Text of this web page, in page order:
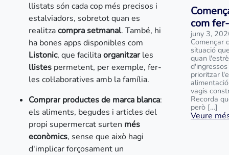
llistats són cada cop més precisos i
estalviadors, sobretot quan es
realitzacompra setmanal. També, hi
ha bones apps disponibles com
Listonic, que facilitaorganitzarles
llistes permetent, per exemple, fer-
les col·laboratives amb la família.
Comprar productes de marca blanca:
els aliments, begudes i articles del
propi supermercat surten més
econòmics, sense que això hagi
d'implicar forçosament un
com
juny 3,
Començar
situació
quan
prioritzar
vagis
Recorda
però […]
Veure